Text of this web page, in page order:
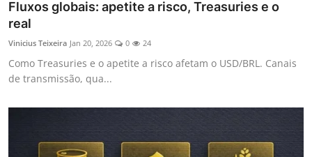
Fluxos globais: apetite a risco, Treasuries e o
real
Vinicius Teixeira Jan 20, 2026 0 24
Como Treasuries e o apetite a risco afetam o USD/BRL. Canais
de transmissão, qua...